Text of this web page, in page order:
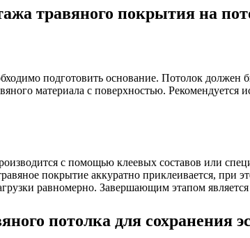
травяного покрытия на
подготовить основание. Потолок
материала с поверхностью.
с помощью клеевых составов или
покрытие аккуратно приклеивается, при
равномерно. Завершающим этапом
потолка для сохранения